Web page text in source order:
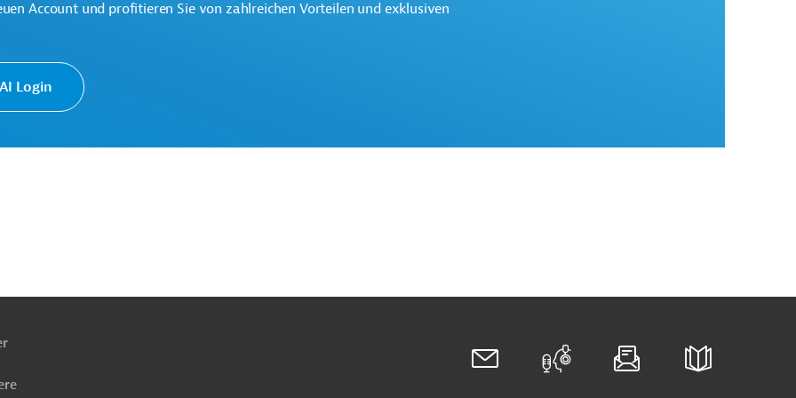
Antworten finden Sie in unserer Reihe
Zur Reihe "Arbeitsmarkt"
Account und profitieren Sie von zahlreichen Vorteilen und exklusiven
Login